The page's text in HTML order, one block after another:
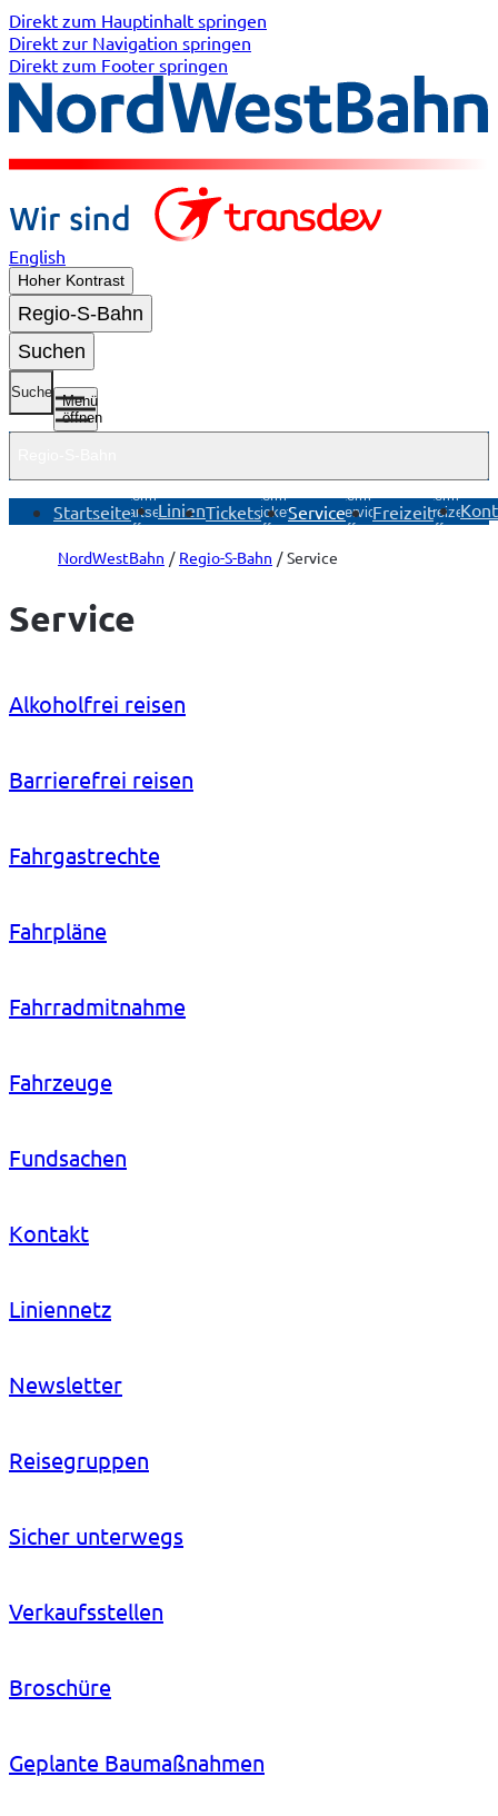
Direkt zum Hauptinhalt springen
Direkt zur Navigation springen
Direkt zum Footer springen
English
Hoher Kontrast
Regio-S-Bahn
Suchen
Suche
Menü
öffnen
Startseite
Untermenü
Startseite
öffnen
LinienTickets
Untermenü
Tickets
öffnen
Service
Untermenü
Service
öffnen
Freizeit
Untermenü
Freizeit
öffnen
NordWestBahn Regio-S-Bahn Service
Service
Alkoholfrei reisen
Barrierefrei reisen
Fahrgastrechte
Fahrpläne
Fahrradmitnahme
Fahrzeuge
Fundsachen
Kontakt
Liniennetz
Newsletter
Reisegruppen
Sicher unterwegs
Verkaufsstellen
Broschüre
Geplante Baumaßnahmen